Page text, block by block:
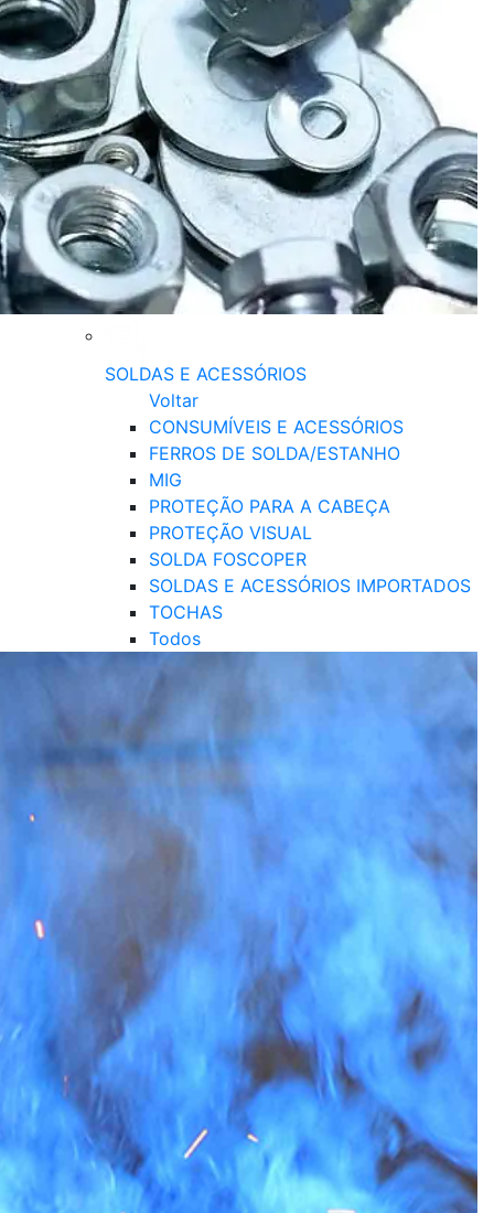
SOLDAS E ACESSÓRIOS
Voltar
CONSUMÍVEIS E ACESSÓRIOS
FERROS DE SOLDA/ESTANHO
MIG
PROTEÇÃO PARA A CABEÇA
PROTEÇÃO VISUAL
SOLDA FOSCOPER
SOLDAS E ACESSÓRIOS IMPORTADOS
TOCHAS
Todos